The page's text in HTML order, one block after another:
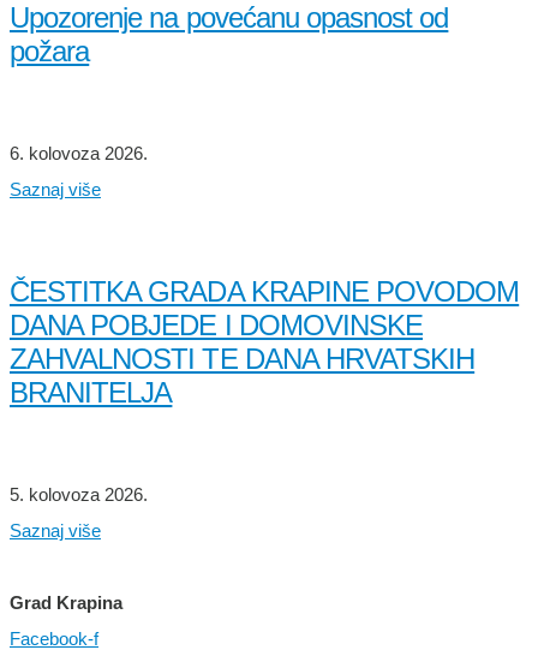
Upozorenje na povećanu opasnost od
požara
6. kolovoza 2026.
Saznaj više
ČESTITKA GRADA KRAPINE POVODOM
DANA POBJEDE I DOMOVINSKE
ZAHVALNOSTI TE DANA HRVATSKIH
BRANITELJA
5. kolovoza 2026.
Saznaj više
Grad Krapina
Facebook-f